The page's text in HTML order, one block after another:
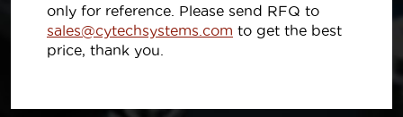
only for reference. Please send RFQ to
sales@cytechsystems.com to get the best
price, thank you.